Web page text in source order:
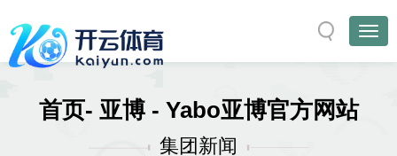
首页- 亚博 - Yabo亚博官方网站
集团新闻